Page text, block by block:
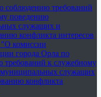
соблюдению требований
поведению
служащих и
конфликта интересов
комиссии
города Орла по
требований к служебному
служащих
конфликта